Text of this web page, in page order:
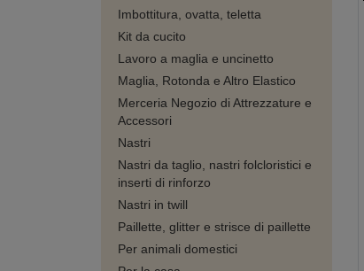
Imbottitura, ovatta, teletta
Kit da cucito
Lavoro a maglia e uncinetto
Maglia, Rotonda e Altro Elastico
Merceria Negozio di Attrezzature e
Accessori
Nastri
Nastri da taglio, nastri folcloristici e
inserti di rinforzo
Nastri in twill
Paillette, glitter e strisce di paillette
Per animali domestici